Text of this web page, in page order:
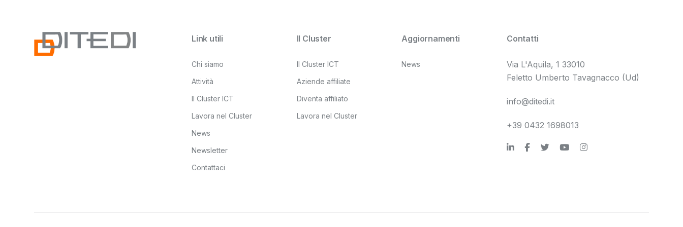
Link utili
Chi siamo
Attività
Il Cluster ICT
Lavora nel Cluster
News
Newsletter
Contattaci
Il Cluster
Il Cluster ICT
Aziende affiliate
Diventa affiliato
Lavora nel Cluster
Aggiornamenti
News
Contatti
Via L'Aquila, 1 33010
Feletto Umberto Tavagnacco (Ud)
info@ditedi.it
+39 0432 1698013